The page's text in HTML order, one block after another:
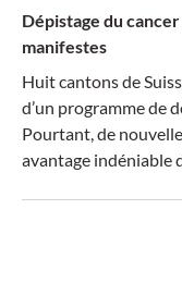
Dépistage du
manifestes
Huit cantons de
d’un programme de
Pourtant, de
avantage indéniable